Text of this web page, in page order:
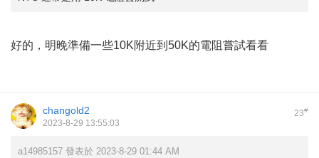
好的，明晚準備一些10K附近到50K的電阻嘗試看看
23#
changold2
2023-8-29 13:55:03
a14985157 發表於 2023-8-29 01:44 AM